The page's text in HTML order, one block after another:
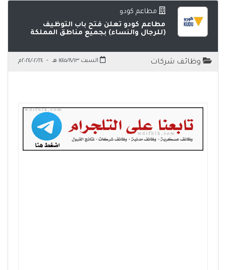
مطاعم كودو
مطاعم كودو تعلن فتح باب التوظيف
(للرجال والنساء) بجميع مناطق المملكة
وظائف شركات السبت ١٤٤٥/٨/١٣ هـ - ٢٠٢٤/٠٢/٢٤م